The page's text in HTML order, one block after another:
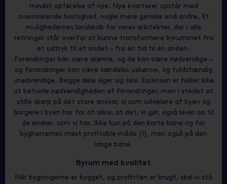
mindst opførelse af nye. Nye kvarterer opstår med
overraskende hastighed, nogle mere geniale end andre. Et
mulighedernes landskab for vores arkitekter, der i alle
retninger står overfor at kunne transformere byrummet fra
et udtryk til et andet – fra en tid til en anden.
Forandringer kan være skønne, og de kan være nødvendige –
og forandringer kan være særdeles uskønne, og fuldstændig
unødvendige. Begge dele siger sig selv. Essensen er heller ikke
at betvivle nødvendigheden af forandringer, men i stedet at
stille skarp på det store ansvar, vi som udviklere af byen og
borgere i byen har for at sikre, at det, vi gør, også lever op til
de ønsker, som vi har. Ikke kun på den korte bane og for
bygherrernes mest profitable måde (!), men også på den
lange bane.
Byrum med kvalitet
Når bygningerne er bygget, og profitten er brugt, skal vi stå